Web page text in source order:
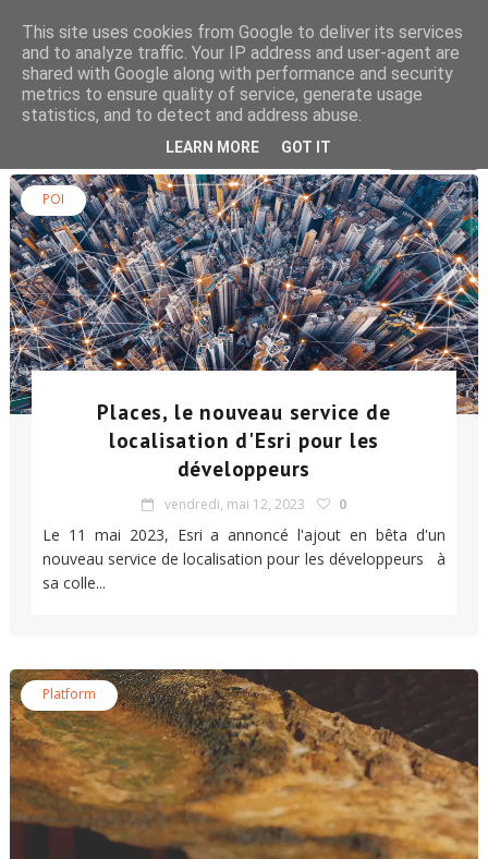
Rechercher dans le blog
POI
Places, le nouveau service de
localisation d'Esri pour les
développeurs
vendredi, mai 12, 2023 0
Le 11 mai 2023, Esri a annoncé l'ajout en bêta d'un
nouveau service de localisation pour les développeurs à
sa colle...
Platform
This site uses cookies from Google to deliver its services
and to analyze traffic. Your IP address and user-agent are
shared with Google along with performance and security
metrics to ensure quality of service, generate usage
statistics, and to detect and address abuse.
LEARN MORE GOT IT